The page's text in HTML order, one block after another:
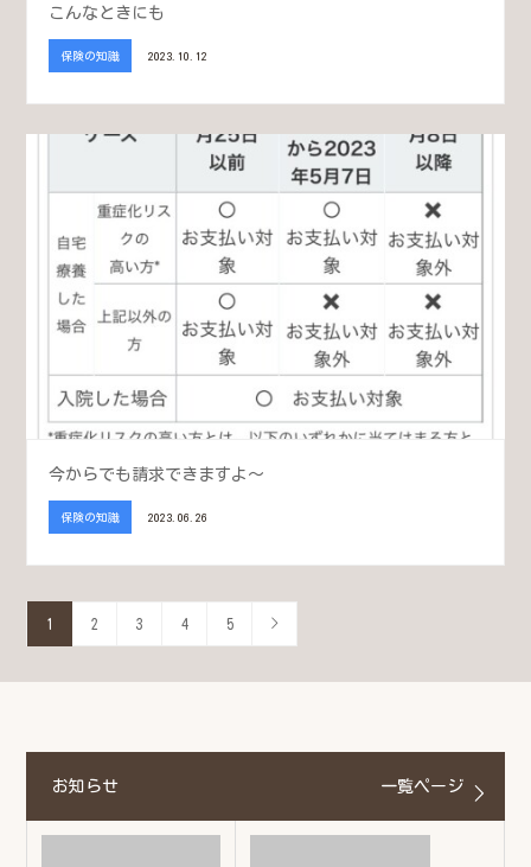
こんなときにも
保険の知識 2023.10.12
今からでも請求できますよ～
保険の知識 2023.06.26
1 2 3 4 5
お知らせ 一覧ページ